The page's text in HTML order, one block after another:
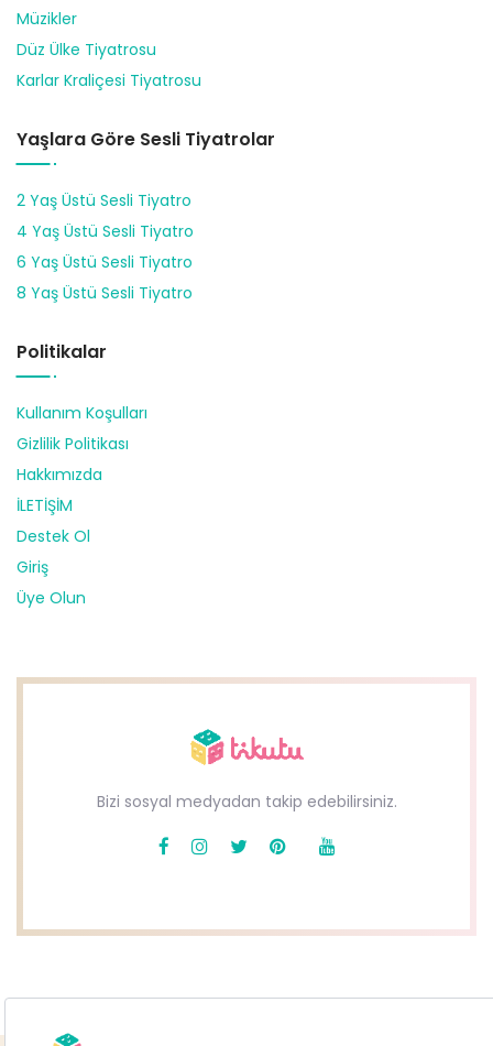
Müzikler
Düz Ülke Tiyatrosu
Karlar Kraliçesi Tiyatrosu
Yaşlara Göre Sesli Tiyatrolar
2 Yaş Üstü Sesli Tiyatro
4 Yaş Üstü Sesli Tiyatro
6 Yaş Üstü Sesli Tiyatro
8 Yaş Üstü Sesli Tiyatro
Politikalar
Kullanım Koşulları
Gizlilik Politikası
Hakkımızda
İLETİŞİM
Destek Ol
Giriş
Üye Olun
Bizi sosyal medyadan takip edebilirsiniz.